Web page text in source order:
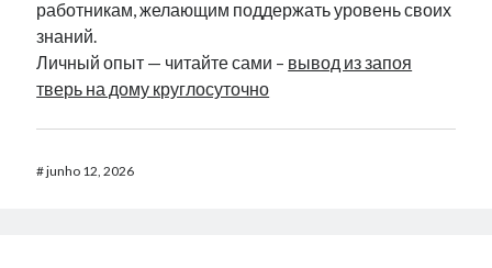
работникам, желающим поддержать уровень своих
знаний.
Личный опыт — читайте сами – вывод из запоя
тверь на дому круглосуточно
#junho 12, 2026